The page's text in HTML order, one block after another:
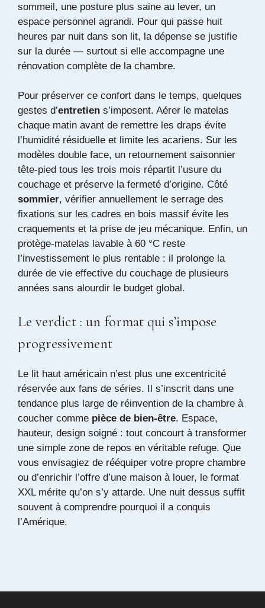
sommeil, une posture plus saine au lever, un
espace personnel agrandi. Pour qui passe huit
heures par nuit dans son lit, la dépense se justifie
sur la durée — surtout si elle accompagne une
rénovation complète de la chambre.
Pour préserver ce confort dans le temps, quelques
gestes d’entretien s’imposent. Aérer le matelas
chaque matin avant de remettre les draps évite
l’humidité résiduelle et limite les acariens. Sur les
modèles double face, un retournement saisonnier
tête-pied tous les trois mois répartit l’usure du
couchage et préserve la fermeté d’origine. Côté
sommier, vérifier annuellement le serrage des
fixations sur les cadres en bois massif évite les
craquements et la prise de jeu mécanique. Enfin, un
protège-matelas lavable à 60 °C reste
l’investissement le plus rentable : il prolonge la
durée de vie effective du couchage de plusieurs
années sans alourdir le budget global.
Le verdict : un format qui s’impose
progressivement
Le lit haut américain n’est plus une excentricité
réservée aux fans de séries. Il s’inscrit dans une
tendance plus large de réinvention de la chambre à
coucher comme pièce de bien-être. Espace,
hauteur, design soigné : tout concourt à transformer
une simple zone de repos en véritable refuge. Que
vous envisagiez de rééquiper votre propre chambre
ou d’enrichir l’offre d’une maison à louer, le format
XXL mérite qu’on s’y attarde. Une nuit dessus suffit
souvent à comprendre pourquoi il a conquis
l’Amérique.